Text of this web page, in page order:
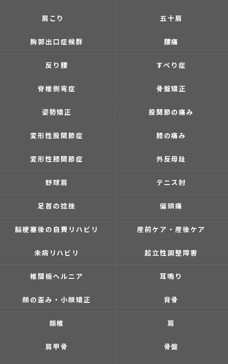
肩こり 五十肩
胸郭出口症候群 腰痛
反り腰 すべり症
脊椎側弯症 骨盤矯正
姿勢矯正 股関節の痛み
変形性股関節症 膝の痛み
変形性膝関節症 外反母趾
野球肩 テニス肘
足首の捻挫 偏頭痛
脳梗塞後の自費リハビリ 産前ケア・産後ケア
未病リハビリ 起立性調整障害
椎間板ヘルニア 耳鳴り
顔の歪み・小顔矯正 背骨
頚椎 肩
肩甲骨 骨盤